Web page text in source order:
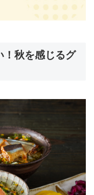
！秋を感じるグ